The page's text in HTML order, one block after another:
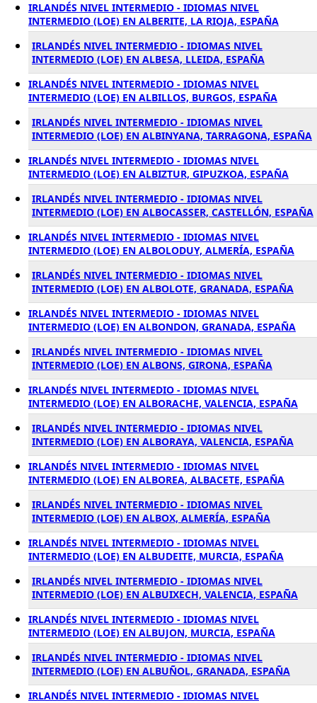
IRLANDÉS NIVEL INTERMEDIO - IDIOMAS NIVEL
INTERMEDIO (LOE) EN ALBERITE, LA RIOJA, ESPAÑA
IRLANDÉS NIVEL INTERMEDIO - IDIOMAS NIVEL
INTERMEDIO (LOE) EN ALBESA, LLEIDA, ESPAÑA
IRLANDÉS NIVEL INTERMEDIO - IDIOMAS NIVEL
INTERMEDIO (LOE) EN ALBILLOS, BURGOS, ESPAÑA
IRLANDÉS NIVEL INTERMEDIO - IDIOMAS NIVEL
INTERMEDIO (LOE) EN ALBINYANA, TARRAGONA, ESPAÑA
IRLANDÉS NIVEL INTERMEDIO - IDIOMAS NIVEL
INTERMEDIO (LOE) EN ALBIZTUR, GIPUZKOA, ESPAÑA
IRLANDÉS NIVEL INTERMEDIO - IDIOMAS NIVEL
INTERMEDIO (LOE) EN ALBOCASSER, CASTELLÓN, ESPAÑA
IRLANDÉS NIVEL INTERMEDIO - IDIOMAS NIVEL
INTERMEDIO (LOE) EN ALBOLODUY, ALMERÍA, ESPAÑA
IRLANDÉS NIVEL INTERMEDIO - IDIOMAS NIVEL
INTERMEDIO (LOE) EN ALBOLOTE, GRANADA, ESPAÑA
IRLANDÉS NIVEL INTERMEDIO - IDIOMAS NIVEL
INTERMEDIO (LOE) EN ALBONDON, GRANADA, ESPAÑA
IRLANDÉS NIVEL INTERMEDIO - IDIOMAS NIVEL
INTERMEDIO (LOE) EN ALBONS, GIRONA, ESPAÑA
IRLANDÉS NIVEL INTERMEDIO - IDIOMAS NIVEL
INTERMEDIO (LOE) EN ALBORACHE, VALENCIA, ESPAÑA
IRLANDÉS NIVEL INTERMEDIO - IDIOMAS NIVEL
INTERMEDIO (LOE) EN ALBORAYA, VALENCIA, ESPAÑA
IRLANDÉS NIVEL INTERMEDIO - IDIOMAS NIVEL
INTERMEDIO (LOE) EN ALBOREA, ALBACETE, ESPAÑA
IRLANDÉS NIVEL INTERMEDIO - IDIOMAS NIVEL
INTERMEDIO (LOE) EN ALBOX, ALMERÍA, ESPAÑA
IRLANDÉS NIVEL INTERMEDIO - IDIOMAS NIVEL
INTERMEDIO (LOE) EN ALBUDEITE, MURCIA, ESPAÑA
IRLANDÉS NIVEL INTERMEDIO - IDIOMAS NIVEL
INTERMEDIO (LOE) EN ALBUIXECH, VALENCIA, ESPAÑA
IRLANDÉS NIVEL INTERMEDIO - IDIOMAS NIVEL
INTERMEDIO (LOE) EN ALBUJON, MURCIA, ESPAÑA
IRLANDÉS NIVEL INTERMEDIO - IDIOMAS NIVEL
INTERMEDIO (LOE) EN ALBUÑOL, GRANADA, ESPAÑA
IRLANDÉS NIVEL INTERMEDIO - IDIOMAS NIVEL